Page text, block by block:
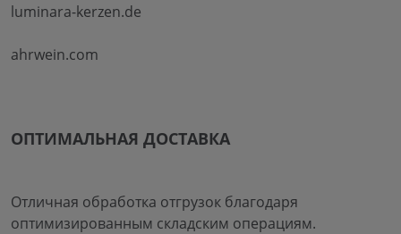
luminara-kerzen.de
ahrwein.com
ОПТИМАЛЬНАЯ ДОСТАВКА
Отличная обработка отгрузок благодаря
оптимизированным складским операциям.